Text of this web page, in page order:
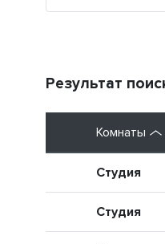
Результат
Комнаты
Студия
Студия